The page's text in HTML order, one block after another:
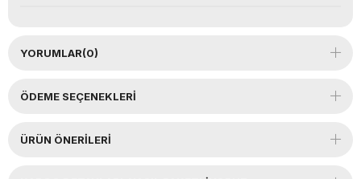
YORUMLAR(0)
ÖDEME SEÇENEKLERI
ÜRÜN ÖNERILERI